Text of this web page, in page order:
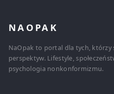
NAOPAK
NaOpak to portal dla tych, którzy
perspektyw. Lifestyle,
psychologia nonkonformizmu.